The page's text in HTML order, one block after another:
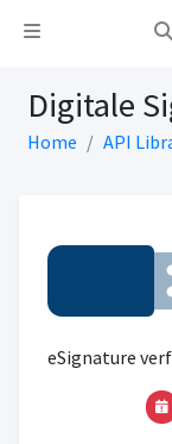
Navigation
Digitale
Home API
eSignature